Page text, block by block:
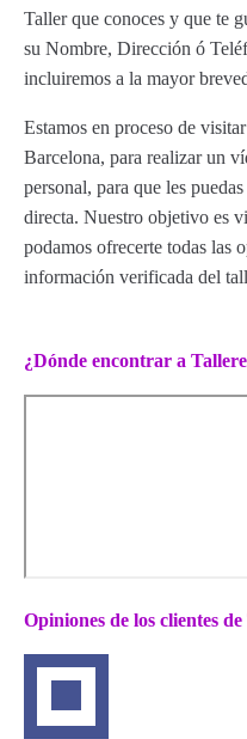
Taller que conoces y que te
su Nombre, Dirección ó
incluiremos a la mayor
Estamos en proceso de
Barcelona, para realizar un
personal, para que les
directa. Nuestro objetivo es
podamos ofrecerte todas las
información verificada del
¿Dónde encontrar a
Opiniones de los clientes